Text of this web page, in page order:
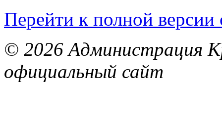
Перейти к полной версии
© 2026 Администрация
официальный сайт